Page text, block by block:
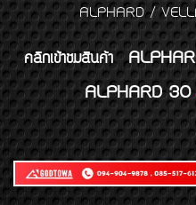
ALPHARD /
คลิกเข้าชมสินค้า
ALPHARD 30